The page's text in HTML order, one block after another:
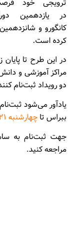
ترویجی خود
در یازدهمین
كانگورو و
کرده است.
در این طرح تا
مراکز آموزشی و
دو رویداد ثبت‌نام
یادآور می‌شود
ببراس تا چهارشنبه ۲۱ آذرماه
جهت ثبت‌نام به
مراجعه کنید.